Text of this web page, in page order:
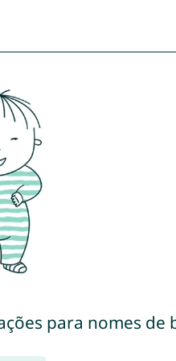
para nomes de